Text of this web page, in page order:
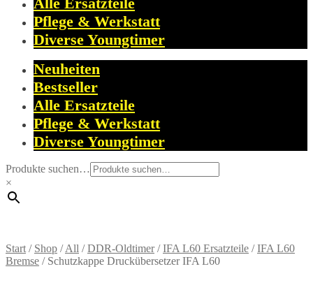
Pflege & Werkstatt
Diverse Youngtimer
Neuheiten
Bestseller
Alle Ersatzteile
Pflege & Werkstatt
Diverse Youngtimer
Produkte suchen…
×
Start / Shop /All /DDR-Oldtimer/IFA L60 Ersatzteile /IFA L60
Bremse / Schutzkappe Druckübersetzer IFA L60